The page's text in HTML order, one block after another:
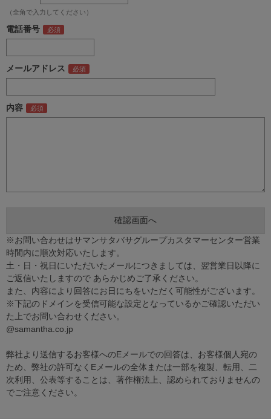
（全角で入力してください）
電話番号
メールアドレス
内容
※お問い合わせはサマンサタバサグループカスタマーセンター営業
時間内に順次対応いたします。
土・日・祝日にいただいたメールにつきましては、翌営業日以降に
ご返信いたしますので あらかじめご了承ください。
また、内容により回答にお日にちをいただく可能性がございます。
※下記のドメインを受信可能な設定となっているかご確認いただい
た上でお問い合わせください。
@samantha.co.jp
弊社より送信するお客様へのEメールでの回答は、お客様個人宛の
ため、弊社の許可なくEメールの全体または一部を複製、転用、二
次利用、公表等することは、著作権法上、認められておりませんの
でご注意ください。